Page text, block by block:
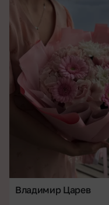
Владимир Царев